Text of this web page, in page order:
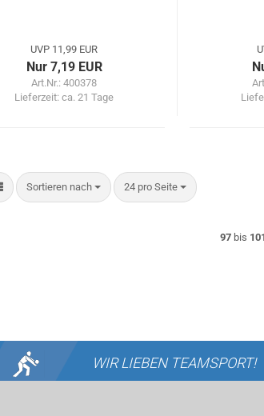
UVP 11,99 EUR
Nur 7,19 EUR
Art.Nr.: 400378
Lieferzeit:ca. 21 Tage
Sortieren nach
Sortieren nach 24 pro Seite
pro Seite
97bis 101
WIR LIEBEN TEAMSPORT!